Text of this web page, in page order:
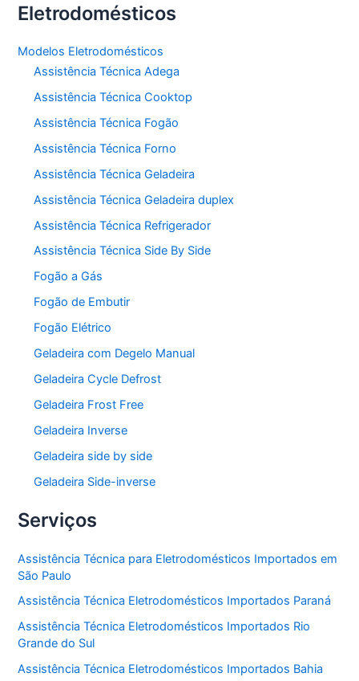
Eletrodomésticos
Modelos Eletrodomésticos
Assistência Técnica Adega
Assistência Técnica Cooktop
Assistência Técnica Fogão
Assistência Técnica Forno
Assistência Técnica Geladeira
Assistência Técnica Geladeira duplex
Assistência Técnica Refrigerador
Assistência Técnica Side By Side
Fogão a Gás
Fogão de Embutir
Fogão Elétrico
Geladeira com Degelo Manual
Geladeira Cycle Defrost
Geladeira Frost Free
Geladeira Inverse
Geladeira side by side
Geladeira Side-inverse
Serviços
Assistência Técnica para Eletrodomésticos Importados em
São Paulo
Assistência Técnica Eletrodomésticos Importados Paraná
Assistência Técnica Eletrodomésticos Importados Rio
Grande do Sul
Assistência Técnica Eletrodomésticos Importados Bahia